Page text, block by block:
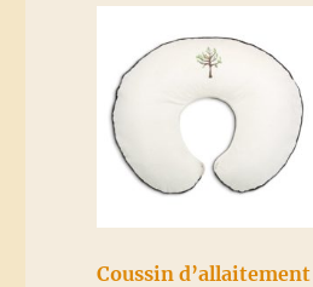
Coussin d’allaitement